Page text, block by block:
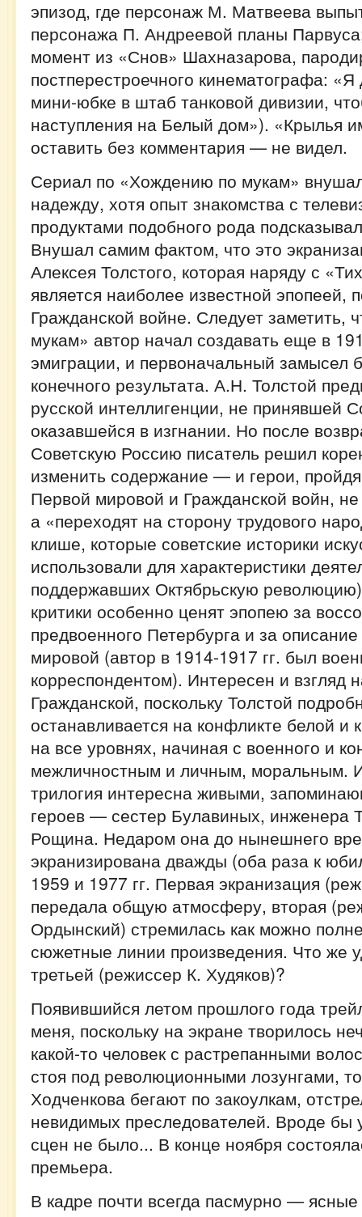
эпизод, где персонаж М. Матвеева
персонажа П. Андреевой планы
момент из «Снов» Шахназарова,
постперестроечного кинематографа:
мини-юбке в штаб танковой дивизии,
наступления на Белый дом»). «Крылья
оставить без комментария — не видел.
Сериал по «Хождению по мукам»
надежду, хотя опыт знакомства с
продуктами подобного рода
Внушал самим фактом, что это
Алексея Толстого, которая наряду с
является наиболее известной эпопеей,
Гражданской войне. Следует заметить,
мукам» автор начал создавать еще в
эмиграции, и первоначальный замысел
конечного результата. А.Н. Толстой
русской интеллигенции, не принявшей
оказавшейся в изгнании. Но после
Советскую Россию писатель решил
изменить содержание — и герои,
Первой мировой и Гражданской войн,
а «переходят на сторону трудового
клише, которые советские историки
использовали для характеристики
поддержавших Октябрьскую
критики особенно ценят эпопею за
предвоенного Петербурга и за
мировой (автор в 1914-1917 гг. был
корреспондентом). Интересен и взгляд
Гражданской, поскольку Толстой
останавливается на конфликте белой и
на все уровнях, начиная с военного и
межличностным и личным, моральным.
трилогия интересна живыми,
героев — сестер Булавиных, инженера
Рощина. Недаром она до нынешнего
экранизирована дважды (оба раза к
1959 и 1977 гг. Первая экранизация
передала общую атмосферу, вторая
Ордынский) стремилась как можно
сюжетные линии произведения. Что же
третьей (режиссер К. Худяков)?
Появившийся летом прошлого года
меня, поскольку на экране творилось
какой-то человек с растрепанными
стоя под революционными лозунгами,
Ходченкова бегают по закоулкам,
невидимых преследователей. Вроде бы
сцен не было... В конце ноября
премьера.
В кадре почти всегда пасмурно —